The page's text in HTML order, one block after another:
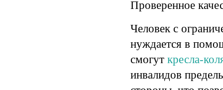
Проверенное
Человек с
нуждается в
смогут кресла-
инвалидов